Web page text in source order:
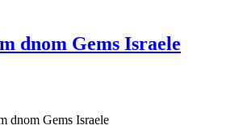
dnom Gems Israele
dnom Gems Israele